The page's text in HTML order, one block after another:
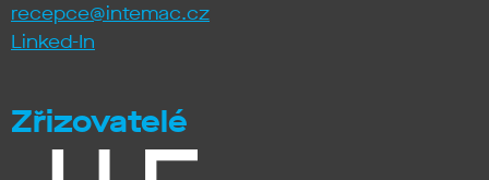
recepce@intemac.cz
Linked-In
Zřizovatelé